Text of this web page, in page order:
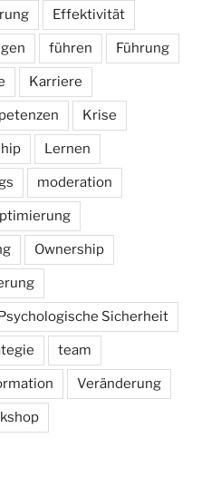
Effektivität
führen Führung
Karriere
Krise
Lernen
moderation
Ownership
Sicherheit
team
Veränderung